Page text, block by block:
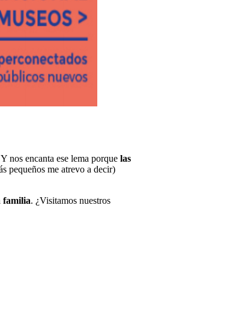
Y nos encanta ese lema porque las
pequeños me atrevo a decir)
familia. ¿Visitamos nuestros